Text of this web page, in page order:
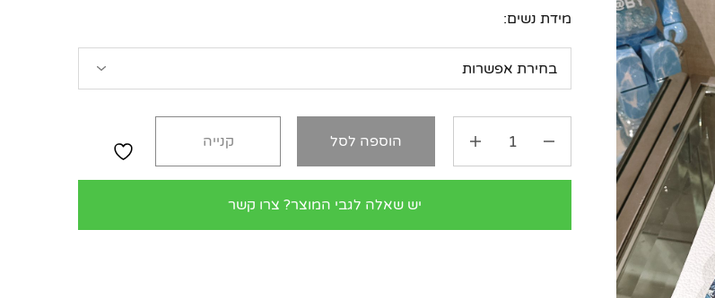
מידת נשים:
הוספה לסל קנייה
יש שאלה לגבי המוצר? צרו קשר